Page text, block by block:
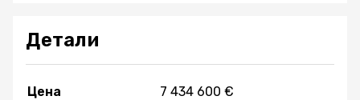
Детали
Цена 7 434 600 €